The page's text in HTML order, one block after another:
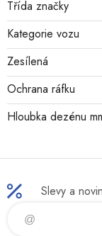
Třída značky
Kategorie vozu
Zesílená
Ochrana ráfku
Hloubka dezénu
Slevy a